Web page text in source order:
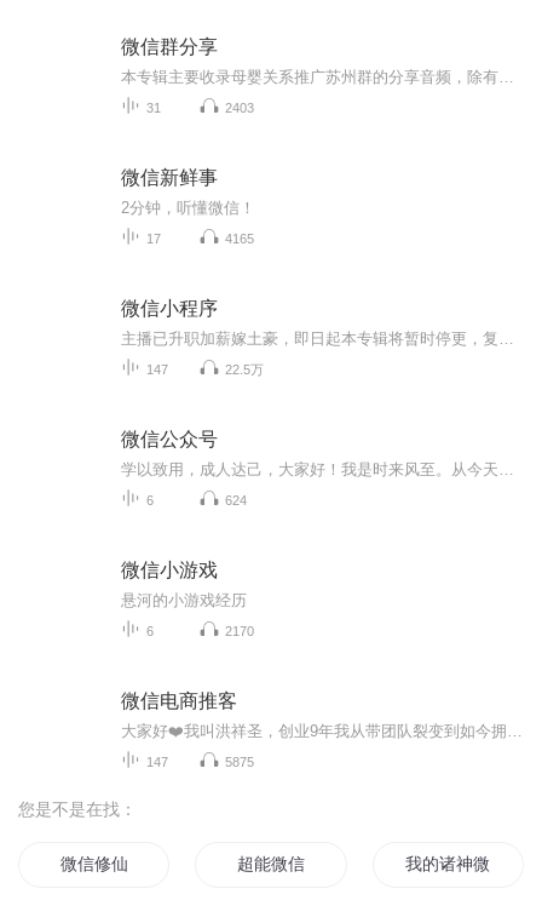
微信群分享
31 2403
微信新鲜事
2分钟，听懂微信！
17 4165
微信小程序
147 22.5万
微信公众号
6 624
微信小游戏
悬河的小游戏经历
6 2170
微信电商推客
147 5875
您是不是在找：
微信修仙 超能微信 我的诸神微信系统